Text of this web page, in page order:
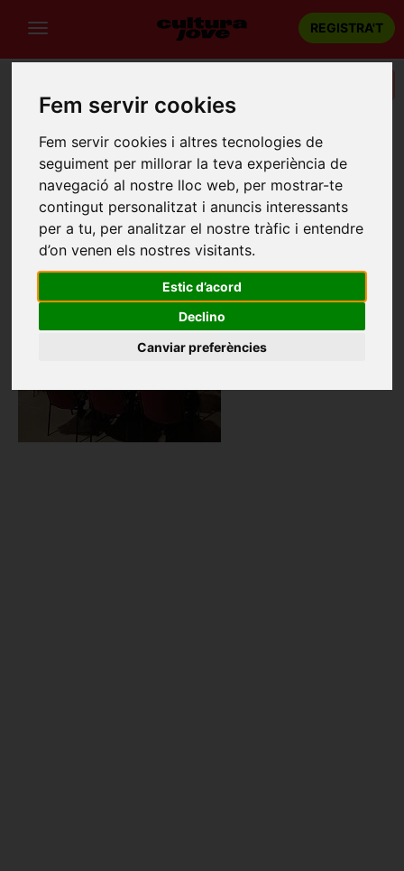
Fem servir cookies
Fem servir cookies i altres tecnologies de
seguiment per millorar la teva experiència de
navegació al nostre lloc web, per mostrar-te
contingut personalitzat i anuncis interessants
per a tu, per analitzar el nostre tràfic i entendre
d’on venen els nostres visitants.
Estic d’acord
Declino
Canviar preferències
REGISTRA'T
SOCIETAT CORAL LA BADALONENSE
Badalona
Carrer Sant Anastasi, 14, Badalona